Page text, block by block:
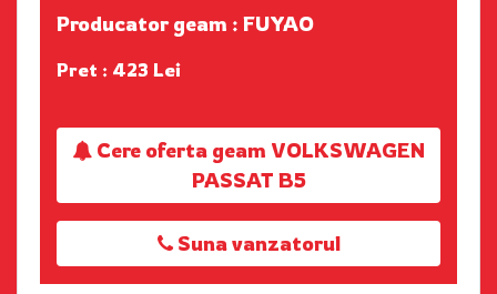
Producator geam : FUYAO
Pret : 423 Lei
Cere oferta geam VOLKSWAGEN
PASSAT B5
Suna vanzatorul